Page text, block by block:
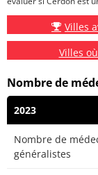
Villes
Villes
Nombre de
2023
Nombre de
généralistes